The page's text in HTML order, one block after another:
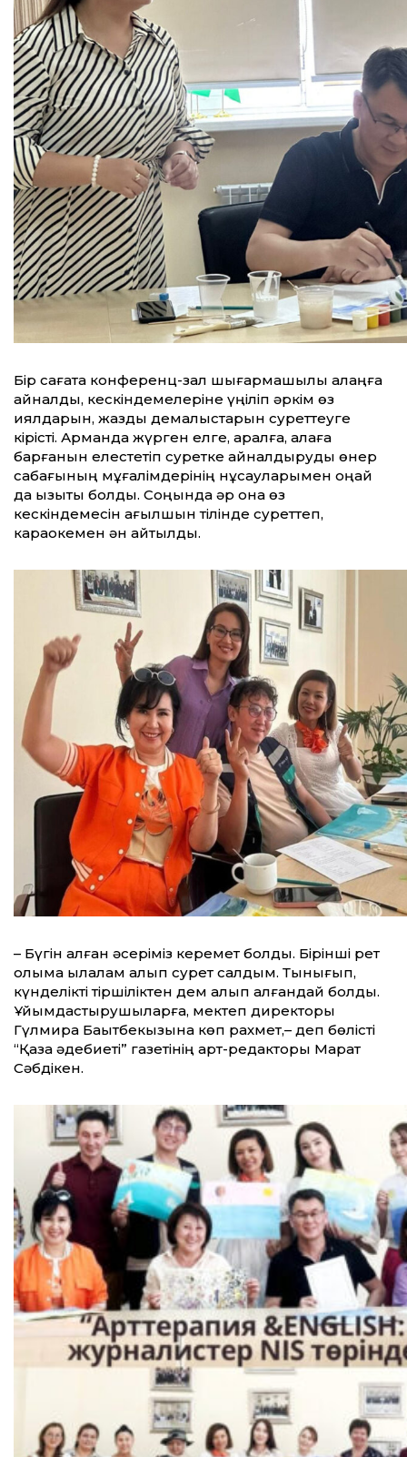
Бір сағатқа конференц-зал шығармашылық алаңға
айналды, кескіндемелеріне үңіліп әркім өз
қиялдарын, жаздық демалыстарын суреттеуге
кірісті. Арманда жүрген елге, аралға, қалаға
барғанын елестетіп суретке айналдыруды өнер
сабағының мұғалімдерінің нұсқауларымен оңай
да қызықты болды. Соңында әр қонақ өз
кескіндемесін ағылшын тілінде суреттеп,
караокемен ән айтылды.
– Бүгін алған әсеріміз керемет болды. Бірінші рет
қолыма қылқалам алып сурет салдым. Тынығып,
күнделікті тіршіліктен дем алып қалғандай болдық.
Ұйымдастырушыларға, мектеп директоры
Гүлмира Бақытбекқызына көп рахмет,– деп бөлісті
“Қазақ әдебиеті” газетінің арт-редакторы Марат
Сәбдікен.